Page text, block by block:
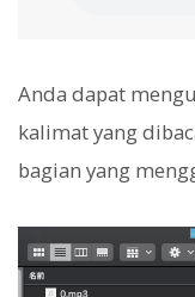
Anda dapat
kalimat yang
bagian yang